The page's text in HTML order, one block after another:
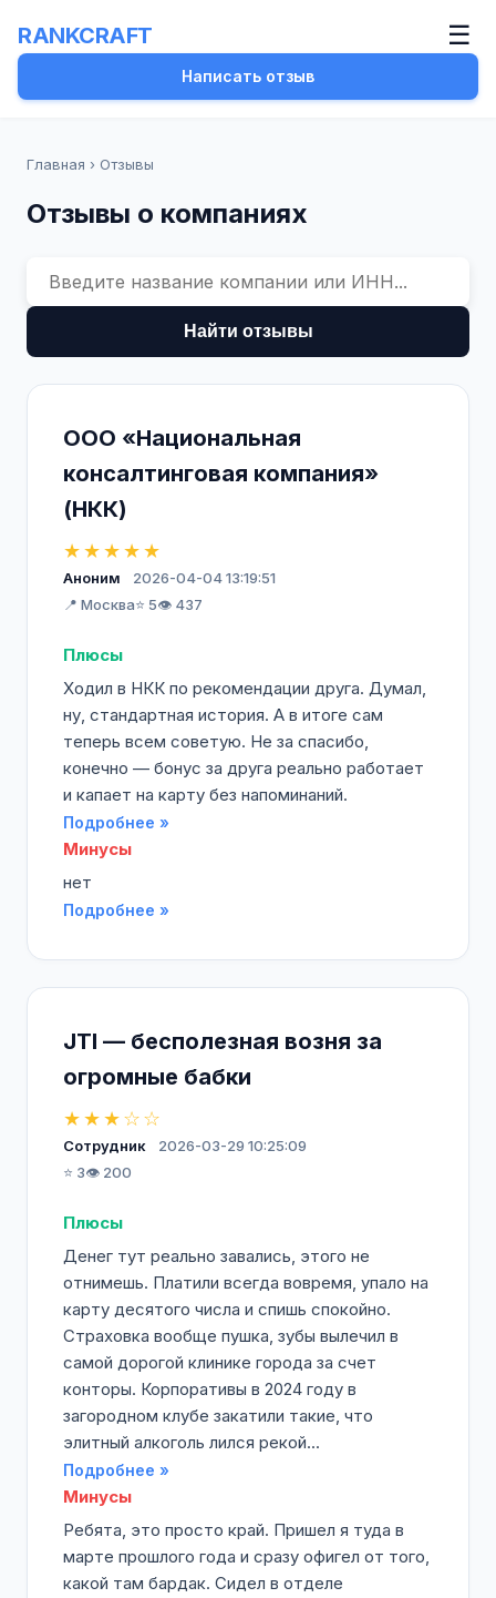
RANKCRAFT ☰
Написать отзыв
Главная › Отзывы
Отзывы о компаниях
Найти отзывы
ООО «Национальная
консалтинговая компания»
(НКК)
★★★★★
Аноним
2026-04-04 13:19:51
📍 Москва⭐ 5👁️ 437
Плюсы
Ходил в НКК по рекомендации друга. Думал,
ну, стандартная история. А в итоге сам
теперь всем советую. Не за спасибо,
конечно — бонус за друга реально работает
и капает на карту без напоминаний.
Подробнее »
Минусы
нет
Подробнее »
JTI — бесполезная возня за
огромные бабки
★★★☆☆
Сотрудник
2026-03-29 10:25:09
⭐ 3👁️ 200
Плюсы
Денег тут реально завались, этого не
отнимешь. Платили всегда вовремя, упало на
карту десятого числа и спишь спокойно.
Страховка вообще пушка, зубы вылечил в
самой дорогой клинике города за счет
конторы. Корпоративы в 2024 году в
загородном клубе закатили такие, что
элитный алкоголь лился рекой...
Подробнее »
Минусы
Ребята, это просто край. Пришел я туда в
марте прошлого года и сразу офигел от того,
какой там бардак. Сидел в отделе